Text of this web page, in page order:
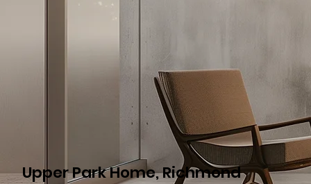
Upper Park Home, Richmond